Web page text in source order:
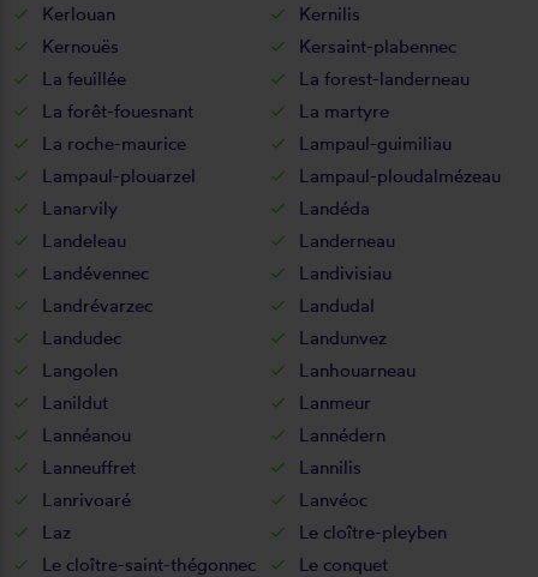
Kerlouan
Kernilis
Kernouës
Kersaint-plabennec
La feuillée
La forest-landerneau
La forêt-fouesnant
La martyre
La roche-maurice
Lampaul-guimiliau
Lampaul-plouarzel
Lampaul-ploudalmézeau
Lanarvily
Landéda
Landeleau
Landerneau
Landévennec
Landivisiau
Landrévarzec
Landudal
Landudec
Landunvez
Langolen
Lanhouarneau
Lanildut
Lanmeur
Lannéanou
Lannédern
Lanneuffret
Lannilis
Lanrivoaré
Lanvéoc
Laz
Le cloître-pleyben
Le cloître-saint-thégonnec
Le conquet